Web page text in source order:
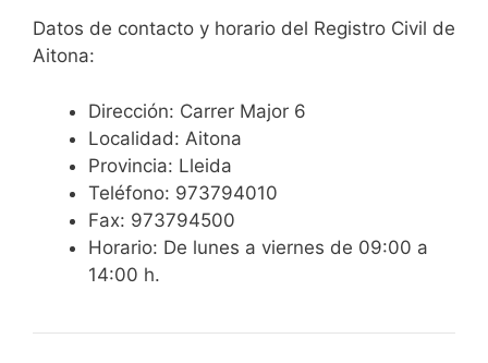
Datos de contacto y horario del Registro Civil de
Aitona:
Dirección: Carrer Major 6
Localidad: Aitona
Provincia: Lleida
Teléfono: 973794010
Fax: 973794500
Horario: De lunes a viernes de 09:00 a
14:00 h.